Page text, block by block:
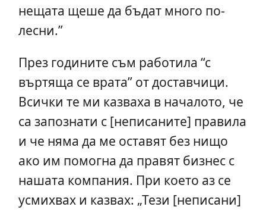
нещата щеше да бъдат много по-
лесни.”
През годините съм работила “с
въртяща се врата” от доставчици.
Всички те ми казваха в началото, че
са запознати с [неписаните] правила
и че няма да ме оставят без нищо
ако им помогна да правят бизнес с
нашата компания. При което аз се
усмихвах и казвах: „Тези [неписани]